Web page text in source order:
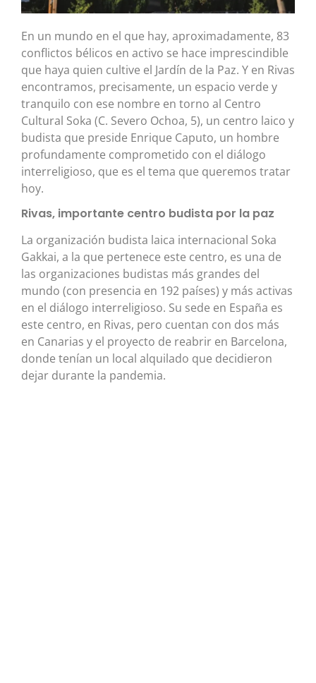
En un mundo en el que hay, aproximadamente, 83
conflictos bélicos en activo se hace imprescindible
que haya quien cultive el Jardín de la Paz. Y en Rivas
encontramos, precisamente, un espacio verde y
tranquilo con ese nombre en torno al Centro
Cultural Soka (C. Severo Ochoa, 5), un centro laico y
budista que preside Enrique Caputo, un hombre
profundamente comprometido con el diálogo
interreligioso, que es el tema que queremos tratar
hoy.
Rivas, importante centro budista por la paz
La organización budista laica internacional Soka
Gakkai, a la que pertenece este centro, es una de
las organizaciones budistas más grandes del
mundo (con presencia en 192 países) y más activas
en el diálogo interreligioso. Su sede en España es
este centro, en Rivas, pero cuentan con dos más
en Canarias y el proyecto de reabrir en Barcelona,
donde tenían un local alquilado que decidieron
dejar durante la pandemia.